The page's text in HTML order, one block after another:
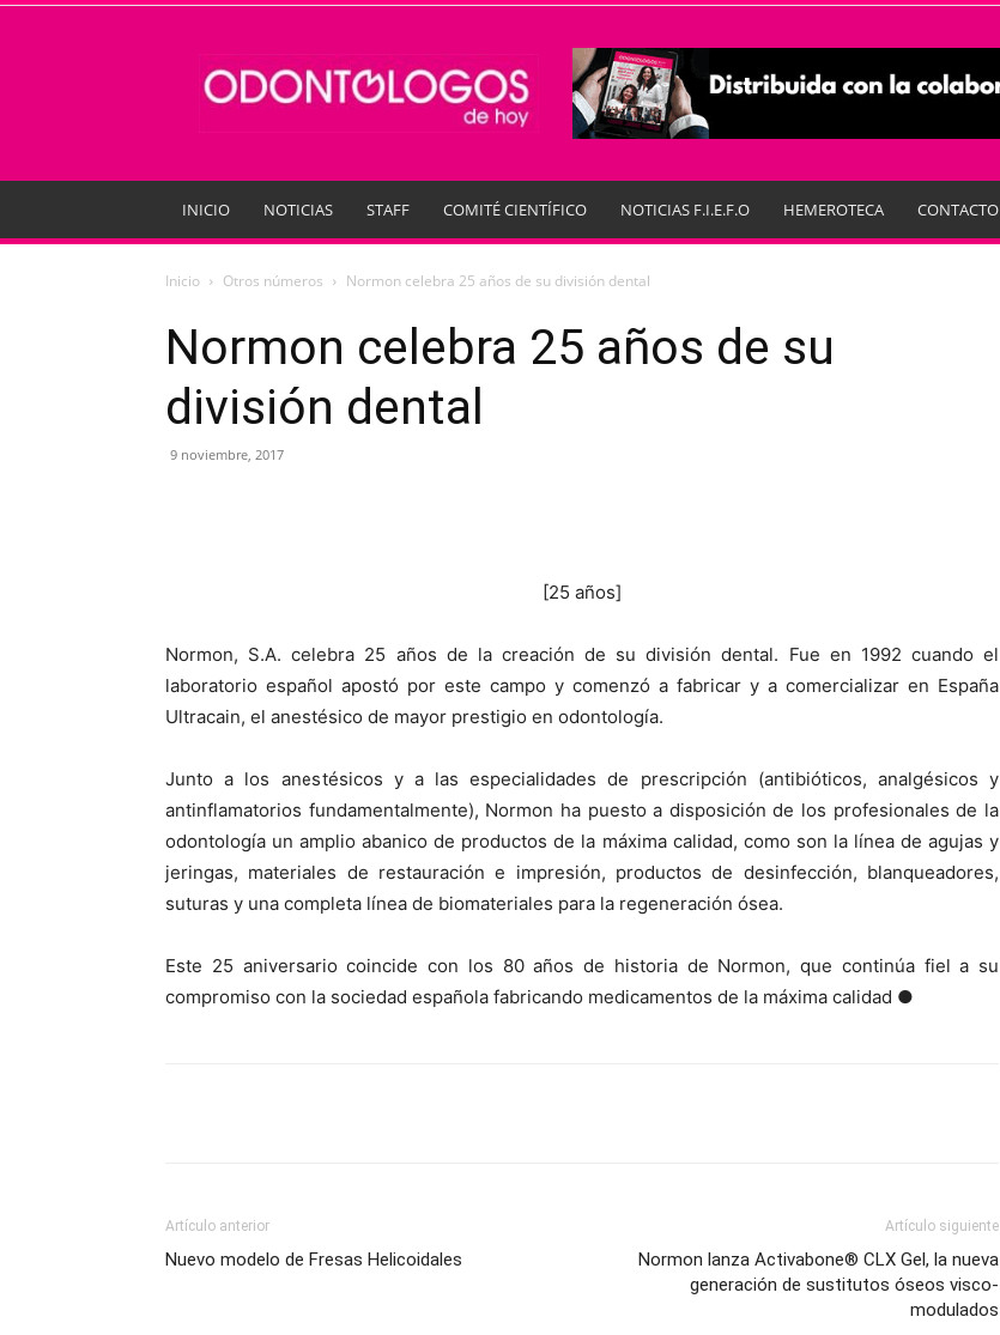
de
Hoy
INICIO NOTICIAS STAFF COMITÉ CIENTÍFICO NOTICIAS F.I.E.F.O HEMEROTECA CONTACTO
Inicio Otros números Normon celebra 25 años de su división dental
Normon celebra 25 años de su
división dental
9 noviembre, 2017
[25 años]
Normon, S.A. celebra 25 años de la creación de su división dental. Fue en 1992 cuando el
laboratorio español apostó por este campo y comenzó a fabricar y a comercializar en España
Ultracain, el anestésico de mayor prestigio en odontología.
Junto a los anestésicos y a las especialidades de prescripción (antibióticos, analgésicos y
antinflamatorios fundamentalmente), Normon ha puesto a disposición de los profesionales de la
odontología un amplio abanico de productos de la máxima calidad, como son la línea de agujas y
jeringas, materiales de restauración e impresión, productos de desinfección, blanqueadores,
suturas y una completa línea de biomateriales para la regeneración ósea.
Este 25 aniversario coincide con los 80 años de historia de Normon, que continúa fiel a su
compromiso con la sociedad española fabricando medicamentos de la máxima calidad ●
Artículo anterior
Nuevo modelo de Fresas Helicoidales
Artículo siguiente
Normon lanza Activabone® CLX Gel, la nueva
generación de sustitutos óseos visco-
modulados